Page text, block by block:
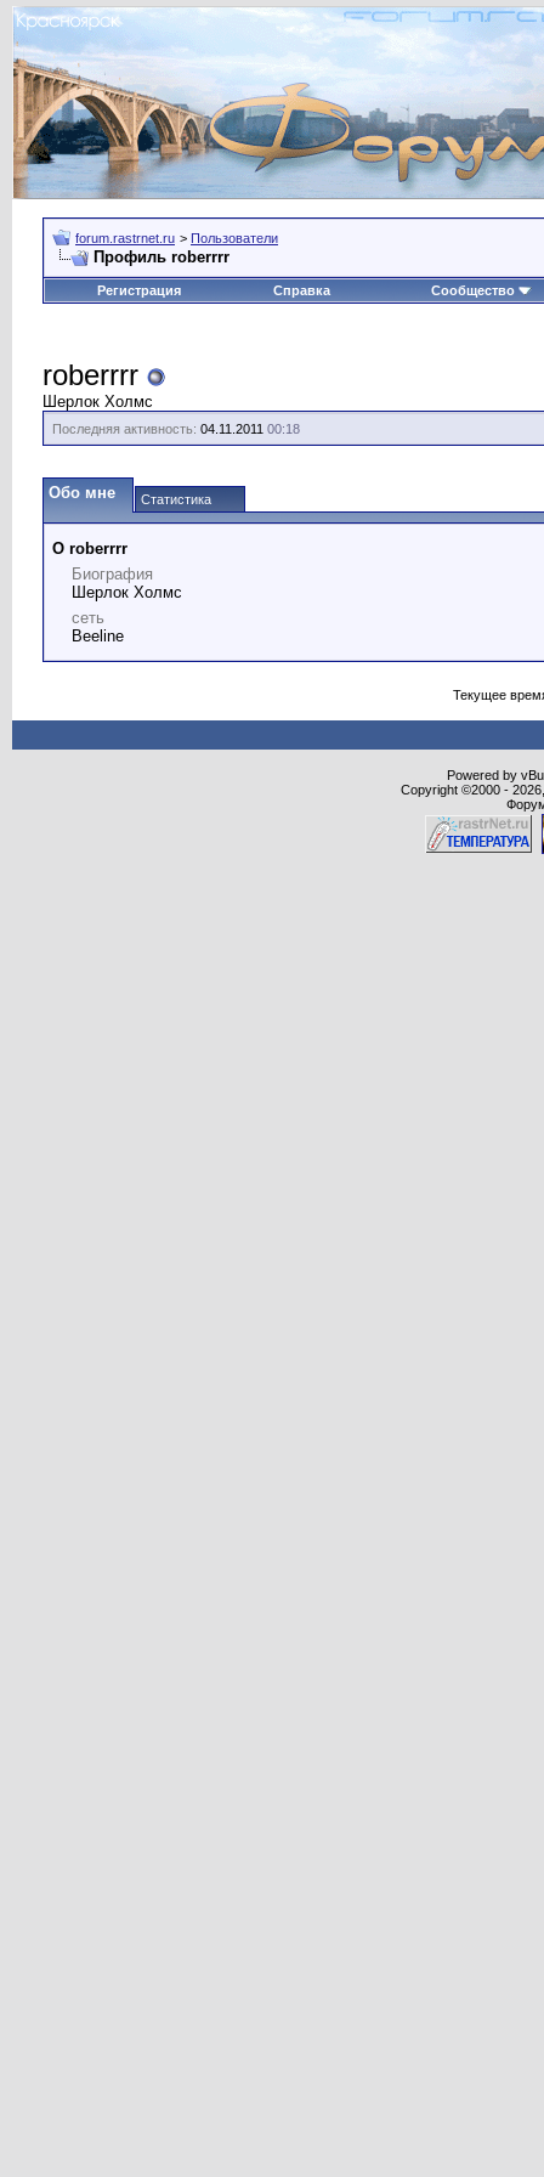
forum.rastrnet.ru > Пользователи
Профиль roberrrr
Регистрация Справка Сообщество
roberrrr
Шерлок Холмс
Последняя активность: 04.11.2011 00:18
Обо мне Статистика
О roberrrr
Биография
Шерлок Холмс
сеть
Beeline
Текущее
Powered by
Copyright ©2000 -